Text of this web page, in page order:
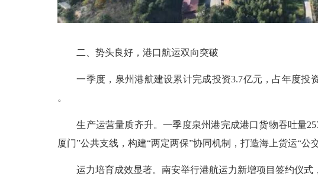
二、势头良好，港口航运双向突破
一季度，泉州港航建设累计完成投资3.7亿元，占年度投资
。
生产运营量质齐升。一季度泉州港完成港口货物吞吐量
厦门”公共支线，构建“两定两保”协同机制，打造海上货运“公
运力培育成效显著。南安举行港航运力新增项目签约仪式